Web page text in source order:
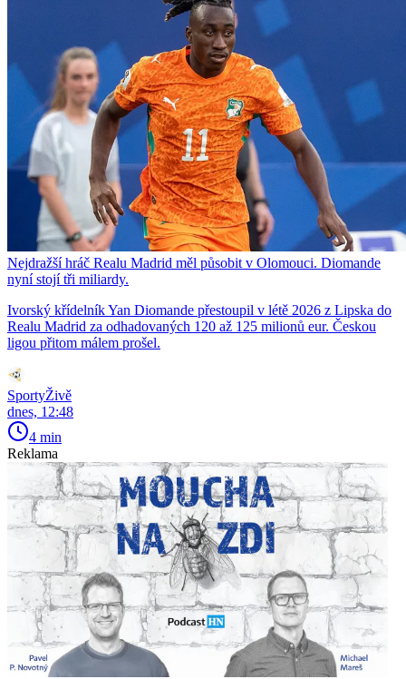
Nejdražší hráč Realu Madrid měl působit v Olomouci. Diomande
nyní stojí tři miliardy.
Ivorský křídelník Yan Diomande přestoupil v létě 2026 z Lipska do
Realu Madrid za odhadovaných 120 až 125 milionů eur. Českou
ligou přitom málem prošel.
SportyŽivě
dnes, 12:48
4 min
Reklama